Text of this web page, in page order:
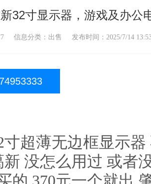
32寸显示器，游戏及办公
信息分类：出售 发布时间：2025/7/14
寸超薄无边框显示
新 没怎么用过 或者